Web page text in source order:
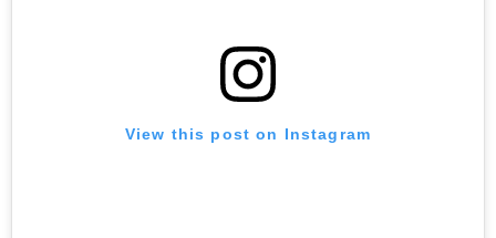
View this post on Instagram